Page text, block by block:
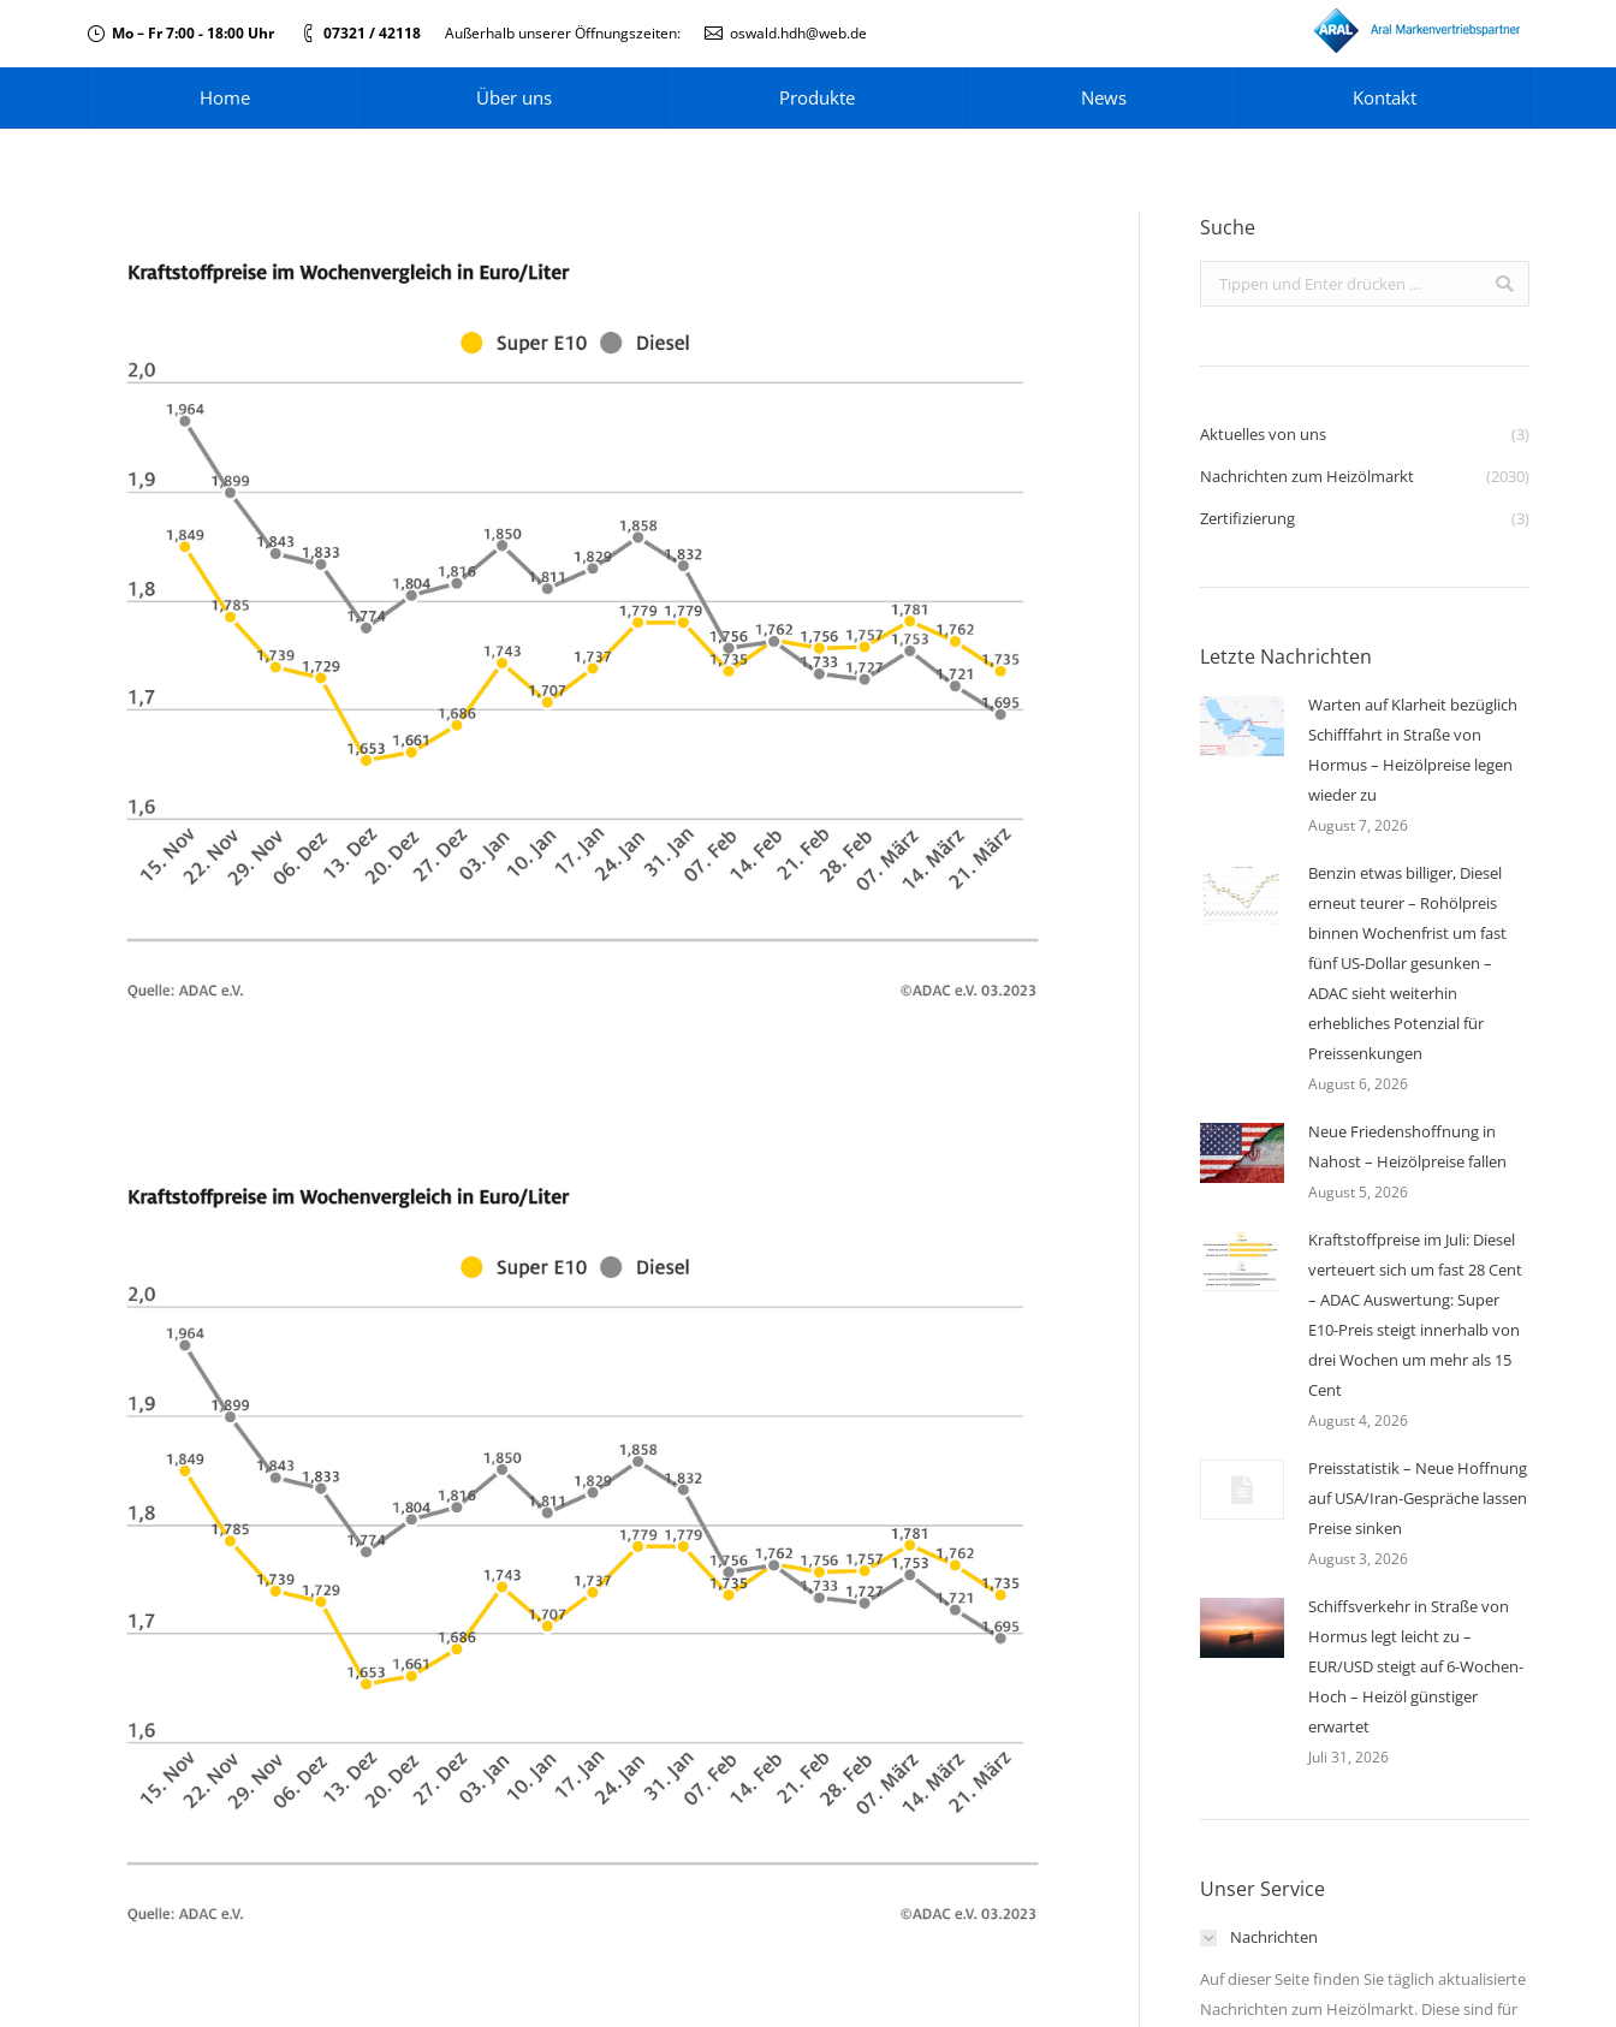
Mo – Fr 7:00 - 18:00 Uhr 07321 / 42118 Außerhalb unserer Öffnungszeiten: oswald.hdh@web.de
Home Über uns Produkte News Kontakt
Suche
Search:
Aktuelles von uns
(3)
Nachrichten zum Heizölmarkt
(2030)
Zertifizierung
(3)
Letzte Nachrichten
Warten auf Klarheit bezüglich
Schifffahrt in Straße von
Hormus – Heizölpreise legen
wieder zu
August 7, 2026
Benzin etwas billiger, Diesel
erneut teurer – Rohölpreis
binnen Wochenfrist um fast
fünf US-Dollar gesunken –
ADAC sieht weiterhin
erhebliches Potenzial für
Preissenkungen
August 6, 2026
Neue Friedenshoffnung in
Nahost – Heizölpreise fallen
August 5, 2026
Kraftstoffpreise im Juli: Diesel
verteuert sich um fast 28 Cent
– ADAC Auswertung: Super
E10-Preis steigt innerhalb von
drei Wochen um mehr als 15
Cent
August 4, 2026
Preisstatistik – Neue Hoffnung
auf USA/Iran-Gespräche lassen
Preise sinken
August 3, 2026
Schiffsverkehr in Straße von
Hormus legt leicht zu –
EUR/USD steigt auf 6-Wochen-
Hoch – Heizöl günstiger
erwartet
Juli 31, 2026
Unser Service
Nachrichten
Auf dieser Seite finden Sie täglich aktualisierte
Nachrichten zum Heizölmarkt. Diese sind für